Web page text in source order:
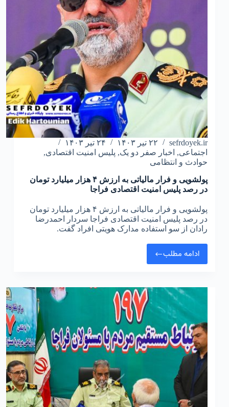
sefrdoyek.ir ۲۲ تیر ۱۴۰۳
۲۴ تیر ۱۴۰۳
اجتماعی, اخبار صفر دو یک, پلیس امنیت اقتصادی,
حوادث و انتظامی
پولشویی و فرار مالیاتی به ارزش ۴ هزار میلیارد تومان
در رصد پلیس امنیت اقتصادی فراجا
پولشویی و فرار مالیاتی به ارزش ۴ هزار میلیارد تومان
در رصد پلیس امنیت اقتصادی فراجا سردار احمدرضا
رادان از سو استفاده مدارک هویتی افراد گفت.
ادامه مطلب